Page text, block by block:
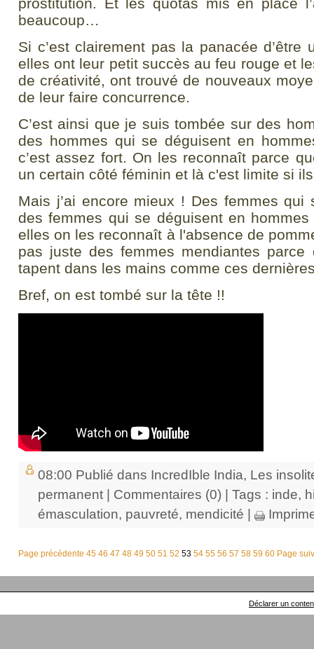
beaucoup…
Si c’est clairement pas la panacée d’être
elles ont leur petit succès au feu rouge et
de créativité, ont trouvé de nouveaux
de leur faire concurrence.
C’est ainsi que je suis tombée sur des
des hommes qui se déguisent en
c’est assez fort. On les reconnaît parce
un certain côté féminin et là c'est limite si
Mais j’ai encore mieux ! Des femmes
des femmes qui se déguisent en hommes
elles on les reconnaît à l'absence de
pas juste des femmes mendiantes
tapent dans les mains comme ces
Bref, on est tombé sur la tête !!
08:00 Publié dans IncredIble India, Les
permanent | Commentaires (0) | Tags : inde,
émasculation, pauvreté, mendicité |
Page précédente 45 46 47 48 49 50 51 52 53 54 55 56 57 58 59 60 Page
Déclarer un